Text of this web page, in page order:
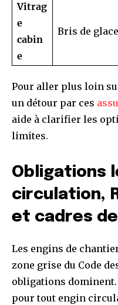
Vitrag
e
cabin
e
Bris de glace
Pour aller plus loin
un détour par ces
aide à clarifier les
limites.
Obligations
circulation,
et cadres
Les engins de
zone grise du Code
obligations dominent.
pour tout engin